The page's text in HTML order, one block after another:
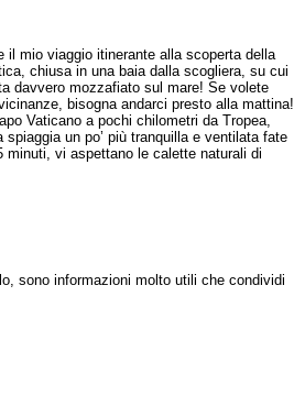
il mio viaggio itinerante alla scoperta della
chiusa in una baia dalla scogliera, su cui
davvero mozzafiato sul mare! Se volete
bisogna andarci presto alla mattina!
Vaticano a pochi chilometri da Tropea,
un po’ più tranquilla e ventilata fate
minuti, vi aspettano le calette naturali di
sono informazioni molto utili che condividi